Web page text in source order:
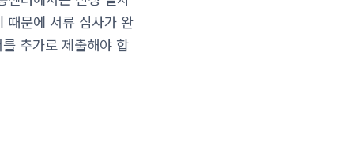
때문에 서류 심사가 완
추가로 제출해야 합